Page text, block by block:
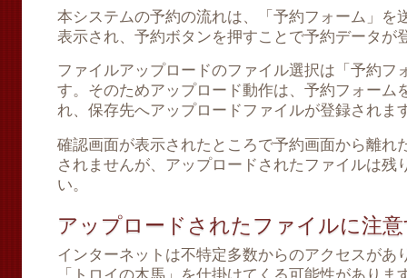
本システムの予約の流れは、「予約フォーム」を
表示され、予約ボタンを押すことで予約データが
ファイルアップロードのファイル選択は「予約フ
す。そのためアップロード動作は、予約フォーム
れ、保存先へアップロードファイルが登録されま
確認画面が表示されたところで予約画面から離れ
されませんが、アップロードされたファイルは残
い。
アップロードされたファイルに注
インターネットは不特定多数からのアクセスがあ